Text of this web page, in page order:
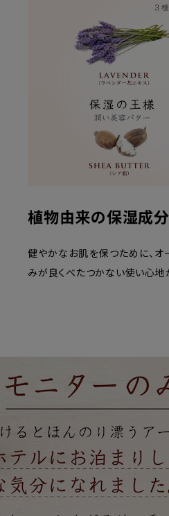
植物由来の保湿成
健やかなお肌を保つために、オ
みが良くべたつかない使い心地